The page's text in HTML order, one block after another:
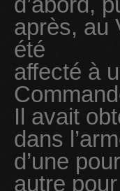
après, au
été
affecté à
Il avait
dans
d’une
autre